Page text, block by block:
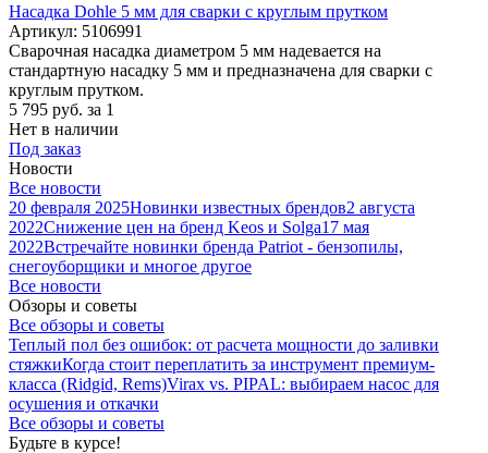
Насадка Dohle 5 мм для сварки с круглым прутком
Артикул: 5106991
Сварочная насадка диаметром 5 мм надевается на
стандартную насадку 5 мм и предназначена для сварки с
круглым прутком.
5 795 руб. за 1
Нет в наличии
Под заказ
Новости
Все новости
20 февраля 2025Новинки известных брендов2 августа
2022Снижение цен на бренд Keos и Solga17 мая
2022Встречайте новинки бренда Patriot - бензопилы,
снегоуборщики и многое другое
Все новости
Обзоры и советы
Все обзоры и советы
Теплый пол без ошибок: от расчета мощности до заливки
стяжкиКогда стоит переплатить за инструмент премиум-
класса (Ridgid, Rems)Virax vs. PIPAL: выбираем насос для
осушения и откачки
Все обзоры и советы
Будьте в курсе!